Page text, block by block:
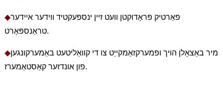
◆פאַרטיק פּראָדוקטן וועט זיין ינספּעקטיד ווידער איידער
טראַנספּאָרט.
◆מיר באַצאָלן הויך ופמערקזאַמקייַט צו די קוואַליטעט באַמערקונגען
פון אונדזער קאַסטאַמערז.